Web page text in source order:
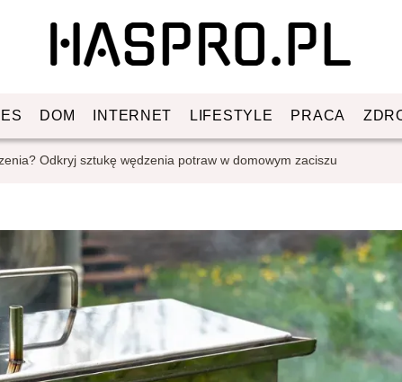
DOM INTERNET LIFESTYLE PRACA
Odkryj sztukę wędzenia potraw w domowym zaciszu